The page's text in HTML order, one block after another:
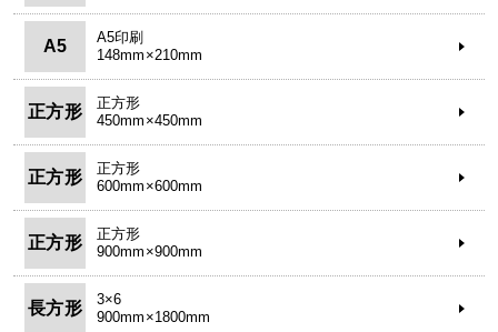
A5
A5印刷
148mm×210mm
正方形
正方形
450mm×450mm
正方形
正方形
600mm×600mm
正方形
正方形
900mm×900mm
長方形
3×6
900mm×1800mm